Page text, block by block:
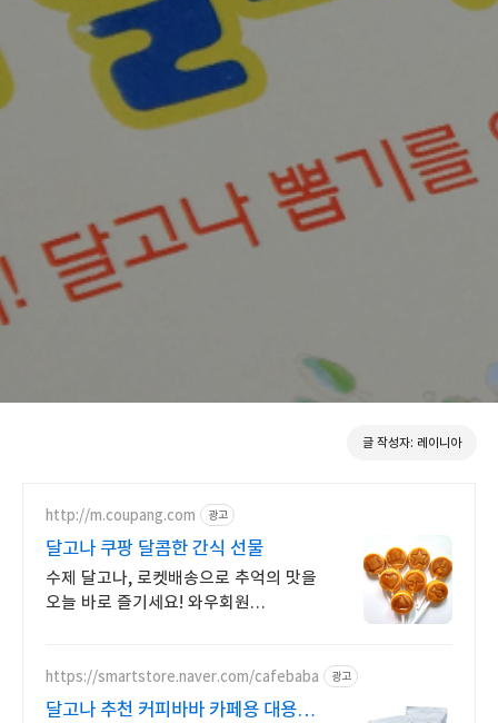
글 작성자: 레이니아
http://m.coupang.com 광고
달고나 쿠팡 달콤한 간식 선물
수제 달고나, 로켓배송으로 추억의 맛을
오늘 바로 즐기세요! 와우회원
https://smartstore.naver.com/cafebaba 광고
달고나 추천 커피바바 카페용 대용량